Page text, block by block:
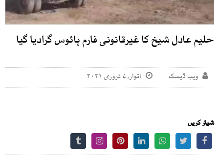
حلیم عادل شیخ کا غیرقانونی فارم ہائوس گرادیا گیا
ویب ڈیسک اتوار, ۷ فروری ۲۰۲۱
شیئر کریں